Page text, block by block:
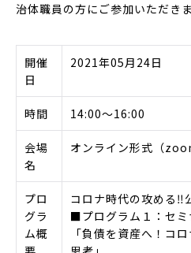
治体職員の方にご参加いただきま
開催
日
2021年05月24日
時間 14:00～16:00
会場
名
オンライン形式（
プロ
グラ
ム概
コロナ時代の攻める‼
■プログラム１：セミ
「負債を資産へ！コ